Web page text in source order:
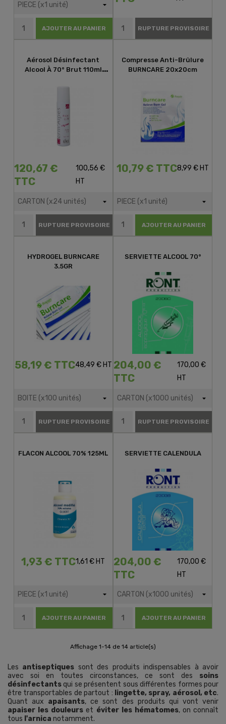
AJOUTER AU PANIER RUPTURE PROVISOIRE
Aérosol Désinfectant
Alcool À 70° Brut 110ml
120,67 €
TTC
100,56 €
HT
RUPTURE PROVISOIRE
Compresse Anti-Brûlure
BURNCARE 20x20cm
10,79 € TTC8,99 € HT
AJOUTER AU PANIER
HYDROGEL BURNCARE
3.5GR
58,19 € TTC48,49 € HT
RUPTURE PROVISOIRE
SERVIETTE ALCOOL 70°
204,00 €
TTC
170,00 €
HT
RUPTURE PROVISOIRE
FLACON ALCOOL 70% 125ML
1,93 € TTC1,61 € HT
AJOUTER AU PANIER
SERVIETTE CALENDULA
204,00 €
TTC
170,00 €
HT
AJOUTER AU PANIER
Affichage 1-14 de 14 article(s)
Les antiseptiques sont des produits indispensables à avoir
avec soi en toutes circonstances, ce sont des soins
désinfectantsqui se présentent sous différentes formes pour
être transportables de partout : lingette, spray, aérosol, etc.
Quant aux apaisants, ce sont des produits qui vont venir
apaiser les douleurs et éviter les hématomes, on connaît
tous l'arnica notamment.